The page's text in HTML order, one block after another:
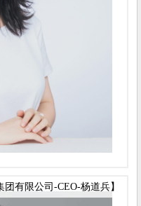
有限公司-CEO-杨道兵】